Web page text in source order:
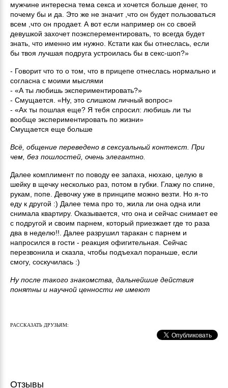
мужчине интересна тема секса и хочется больше денег, то
почему бы и да. Это же не значит ,что он будет пользоваться
всем ,что он продает. А вот если например он со своей
девушкой захочет поэксперементировать, то всегда будет
знать, что именно им нужно. Кстати как бы отнеслась, если
бы твоя лучшая подруга устроилась бы в секс-шоп?»
- Говорит что то о том, что в прицепе отнеслась нормально и
согласна с моими мыслями
- «А ты любишь экспериментировать?»
- Смущается. «Ну, это слишком личный вопрос»
- «Ах ты пошлая еще? Я тебя спросил: любишь ли ты
вообще экспериментировать по жизни»
Смущается еще больше
Всё, общение переведено в сексуальный контекст. При
чем, без пошлостей, очень элегантно.
Далее комплимент по поводу ее запаха, нюхаю, целую в
шейку в щечку несколько раз, потом в губки. Глажу по спине,
рукам, попе. Девочку уже в принципе можно везти. Но я-то
еду к другой :) Далее тема про то, жила ли она одна или
снимала квартиру. Оказывается, что она и сейчас снимает ее
с подругой и своим парнем, который приезжает где то раза
два в неделю!!. Далее разрушил таракан с парнем и
напросился в гости - реакция офигительная. Сейчас
перезвонила и сказла, чтобы подъехал пораньше, если
смогу, соскучилась :)
Ну после такого знакомства, дальнейшие действия
понятны и научной ценности не имеют
РАССКАЗАТЬ ДРУЗЬЯМ:
Отзывы